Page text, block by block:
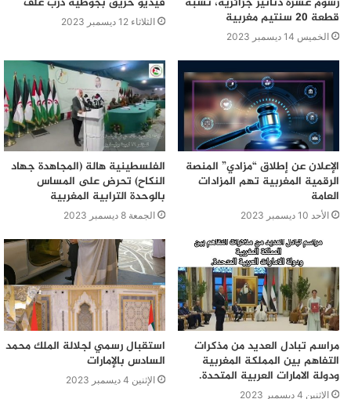
قطعة 20 سنتيم مغربية
الخميس 14 ديسمبر 2023
الثلاثاء 12 ديسمبر 2023
الإعلان عن إطلاق “مزادي” المنصة
الرقمية المغربية تهم المزادات
العامة
الأحد 10 ديسمبر 2023
الفلسطينية هالة (المجاهدة جهاد
النكاح) تحرض على المساس
بالوحدة الترابية المغربية
الجمعة 8 ديسمبر 2023
مراسم تبادل العديد من مذكرات
التفاهم بين المملكة المغربية
ودولة الامارات العربية المتحدة.
الإثنين 4 ديسمبر 2023
استقبال رسمي لجلالة الملك محمد
السادس بالإمارات
الإثنين 4 ديسمبر 2023